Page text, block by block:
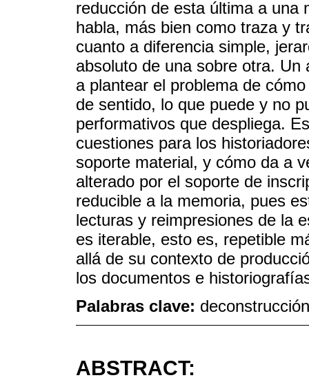
reducción de esta última a una
habla, más bien como traza y
cuanto a diferencia simple,
absoluto de una sobre otra.
a plantear el problema de
de sentido, lo que puede y no
performativos que despliega.
cuestiones para los
soporte material, y cómo da a
alterado por el soporte de
reducible a la memoria, pues
lecturas y reimpresiones de la
es iterable, esto es, repetible
allá de su contexto de
los documentos e
Palabras clave:
ABSTRACT: